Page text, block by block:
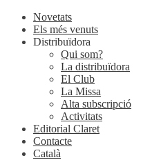
Novetats
Els més venuts
Distribuïdora
Qui som?
La distribuïdora
El Club
La Missa
Alta subscripció
Activitats
Editorial Claret
Contacte
Català